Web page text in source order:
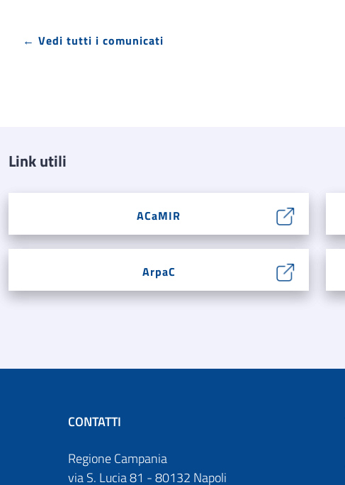
← Vedi tutti i comunicati
Link utili
ACaMIR
ArpaC
CONTATTI
Regione Campania
via S. Lucia 81 - 80132 Napoli